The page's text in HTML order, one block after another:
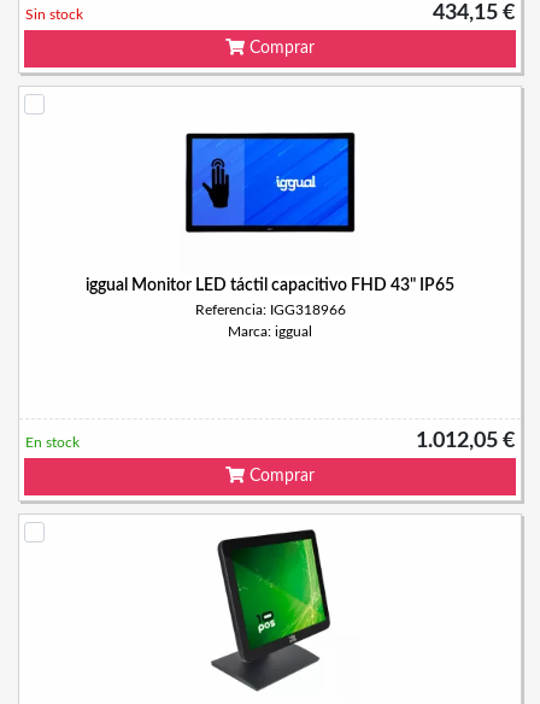
434,15 €
Sin stock
Comprar
iggual Monitor LED táctil capacitivo FHD 43" IP65
Referencia: IGG318966
Marca: iggual
1.012,05 €
En stock
Comprar